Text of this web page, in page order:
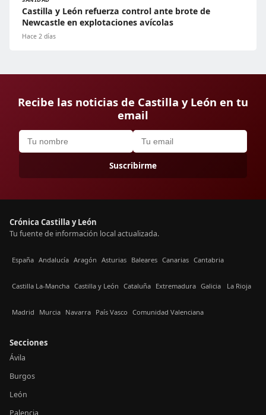
Castilla y León refuerza control ante brote de
Newcastle en explotaciones avícolas
Hace 2 días
Recibe las noticias de Castilla y León en tu
email
Suscribirme
Crónica Castilla y León
Tu fuente de información local actualizada.
España Andalucía Aragón Asturias Baleares Canarias Cantabria
Castilla La-Mancha Castilla y León Cataluña Extremadura Galicia La Rioja
Madrid Murcia Navarra País Vasco Comunidad Valenciana
Secciones
Ávila
Burgos
León